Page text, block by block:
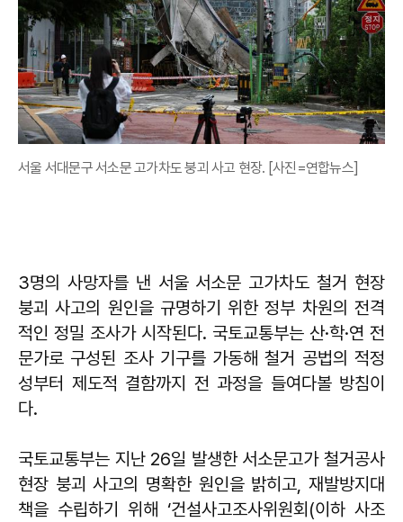
서울 서대문구 서소문 고가차도 붕괴 사고 현장. [사진=연합뉴스]
3명의 사망자를 낸 서울 서소문 고가차도 철거 현장
붕괴 사고의 원인을 규명하기 위한 정부 차원의 전격
적인 정밀 조사가 시작된다. 국토교통부는 산·학·연 전
문가로 구성된 조사 기구를 가동해 철거 공법의 적정
성부터 제도적 결함까지 전 과정을 들여다볼 방침이
다.
국토교통부는 지난 26일 발생한 서소문고가 철거공사
현장 붕괴 사고의 명확한 원인을 밝히고, 재발방지대
책을 수립하기 위해 ‘건설사고조사위원회(이하 사조